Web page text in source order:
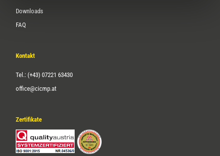
Downloads
FAQ
Kontakt
Tel.: (+43) 07221 63430
office@cicmp.at
Zertifikate